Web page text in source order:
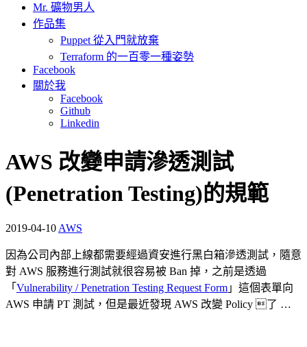
Mr. 礦物男人
作品集
Puppet 從入門就放棄
Terraform 的一百零一種姿勢
Facebook
關於我
Facebook
Github
Linkedin
AWS 改變申請滲透測試
(Penetration Testing)的規範
2019-04-10 AWS
因為公司內部上線都需要經過資安進行黑白箱滲透測試，隨意
對 AWS 服務進行測試就很容易被 Ban 掉，之前是透過
「 Vulnerability / Penetration Testing Request Form 」這個表單向
AWS 申請 PT 測試，但是最近發現 AWS 改變 Policy 了 …